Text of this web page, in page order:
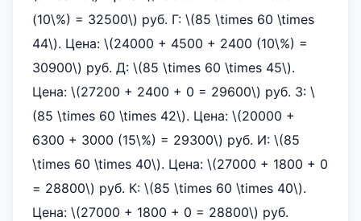
(10\%) = 32500\) руб. Г: \(85 \times 60 \times
44\). Цена: \(24000 + 4500 + 2400 (10\%) =
30900\) руб. Д: \(85 \times 60 \times 45\).
Цена: \(27200 + 2400 + 0 = 29600\) руб. З: \
(85 \times 60 \times 42\). Цена: \(20000 +
6300 + 3000 (15\%) = 29300\) руб. И: \(85
\times 60 \times 40\). Цена: \(27000 + 1800 + 0
= 28800\) руб. К: \(85 \times 60 \times 40\).
Цена: \(27000 + 1800 + 0 = 28800\) руб.